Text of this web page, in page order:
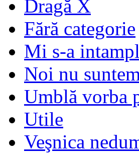
Dragă X
Fără categorie
Mi s-a
Noi nu
Umblă vorba
Utile
Veşnica